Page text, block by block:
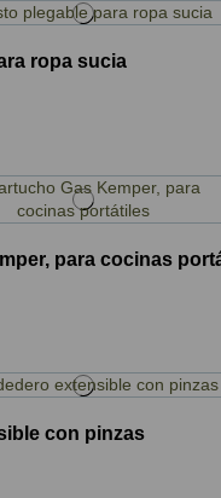
ropa sucia
para cocinas
con pinzas